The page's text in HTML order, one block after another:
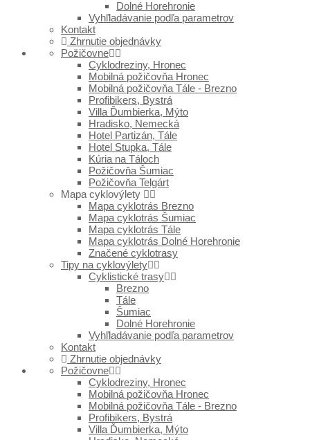
Dolné Horehronie
Vyhľladávanie podľa parametrov
Kontakt
Zhrnutie objednávky
Požičovne
Cyklodreziny, Hronec
Mobilná požičovňa Hronec
Mobilná požičovňa Tále - Brezno
Profibikers, Bystrá
Villa Ďumbierka, Mýto
Hradisko, Nemecká
Hotel Partizán, Tále
Hotel Stupka, Tále
Kúria na Táloch
Požičovňa Šumiac
Požičovňa Telgárt
Mapa cyklovýlety
Mapa cyklotrás Brezno
Mapa cyklotrás Šumiac
Mapa cyklotrás Tále
Mapa cyklotrás Dolné Horehronie
Značené cyklotrasy
Tipy na cyklovýlety
Cyklistické trasy
Brezno
Tále
Šumiac
Dolné Horehronie
Vyhľladávanie podľa parametrov
Kontakt
Zhrnutie objednávky
Požičovne
Cyklodreziny, Hronec
Mobilná požičovňa Hronec
Mobilná požičovňa Tále - Brezno
Profibikers, Bystrá
Villa Ďumbierka, Mýto